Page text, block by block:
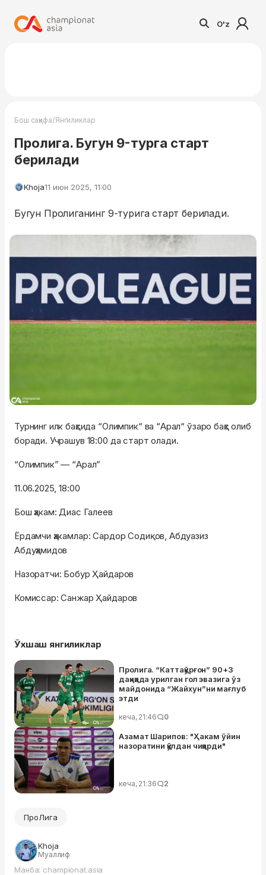
O'z
Бош саҳифа/Янгиликлар
Пролига. Бугун 9-турга старт
берилади
Khoja11 июн 2025, 11:00
Бугун Пролиганинг 9-турига старт берилади.
Турнинг илк баҳсида “Олимпик“ ва “Арал“ ўзаро баҳс олиб
боради. Учрашув 18:00 да старт олади.
“Олимпик” — “Арал”
11.06.2025, 18:00
Бош ҳакам: Диас Галеев
Ёрдамчи ҳакамлар: Сардор Содиқов, Абдуазиз
Абдуҳамидов
Назоратчи: Бобур Ҳайдаров
Комиссар: Санжар Ҳайдаров
Ўхшаш янгиликлар
Пролига. “Каттақўрғон” 90+3
дақиқада урилган гол эвазига ўз
майдонида “Жайхун”ни мағлуб
этди
кеча, 21:46 0
Азамат Шарипов: "Ҳакам ўйин
назоратини қўлдан чиқарди"
кеча, 21:36 2
ПроЛига
Khoja
Муаллиф
Манба: championat.asia